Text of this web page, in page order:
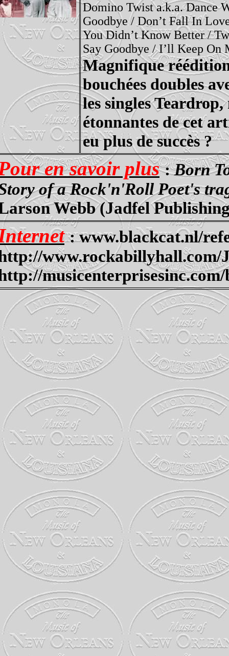
Domino Twist a.k.a. Dance
Goodbye / Don’t Fall In
You Didn’t Know Better /
Say Goodbye / I’ll Keep On
Magnifique
bouchées doubles
les singlesTeardrop,
étonnantes de cet
eu plus de succès ?
en savoir plus :Born
of aRock'n'RollPoet's
Webb (Jadfel
:www.blackcat.nl/
www.rockabillyhall.com/